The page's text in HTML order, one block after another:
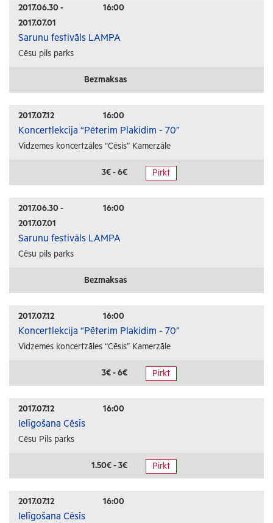
Lekcijas
Interešu pasākumi
Ģimenēm ar bērniem
2017.06.30 -
2017.07.01
16:00
Sarunu festivāls LAMPA
Cēsu pils parks
Bezmaksas
2017.07.12 16:00
Koncertlekcija “Pēterim Plakidim - 70”
Vidzemes koncertzāles “Cēsis” Kamerzāle
3€ - 6€ Pirkt
2017.06.30 -
2017.07.01
16:00
Sarunu festivāls LAMPA
Cēsu pils parks
Bezmaksas
2017.07.12 16:00
Koncertlekcija “Pēterim Plakidim - 70”
Vidzemes koncertzāles “Cēsis” Kamerzāle
3€ - 6€ Pirkt
2017.07.12 16:00
Ielīgošana Cēsīs
Cēsu Pils parks
1.50€ - 3€ Pirkt
2017.07.12 16:00
Ielīgošana Cēsīs